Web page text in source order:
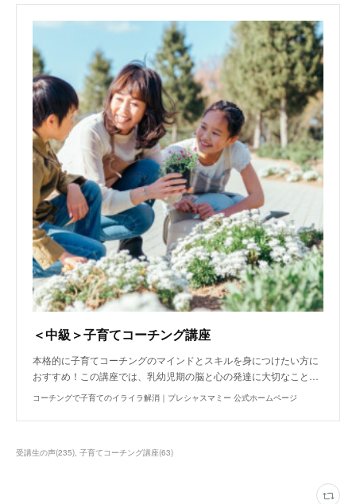
＜中級＞子育てコーチング講座
本格的に子育てコーチングのマインドとスキルを身につけたい方に
おすすめ！この講座では、乳幼児期の脳と心の発達に大切なこと…
コーチングで子育てのイライラ解消｜プレシャスマミー 公式ホームページ
受講生の声(235) 子育てコーチング講座(63)